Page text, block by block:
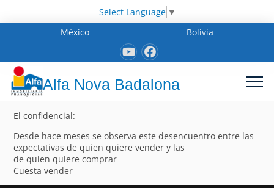
Select Language ▼
México
Bolivia
Alfa Nova Badalona
El confidencial:
Desde hace meses se observa este desencuentro entre las
expectativas de quien quiere vender y las
de quien quiere comprar
Cuesta vender